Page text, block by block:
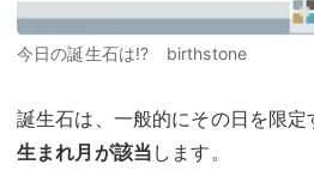
今日の誕生石は!? birthstone
誕生石は、一般的にその日を限定
生まれ月が該当 します。